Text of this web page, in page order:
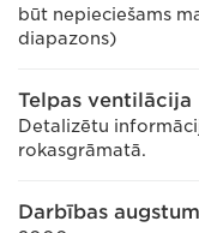
būt nepieciešams
diapazons)
Telpas ventilācija
Detalizētu
rokasgrāmatā.
Darbības